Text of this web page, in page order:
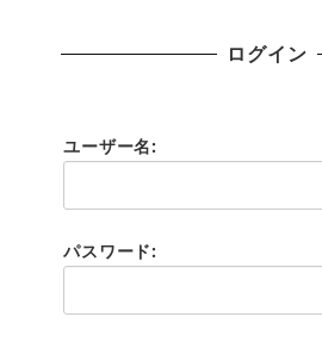
ログイン
ユーザー名:
パスワード: